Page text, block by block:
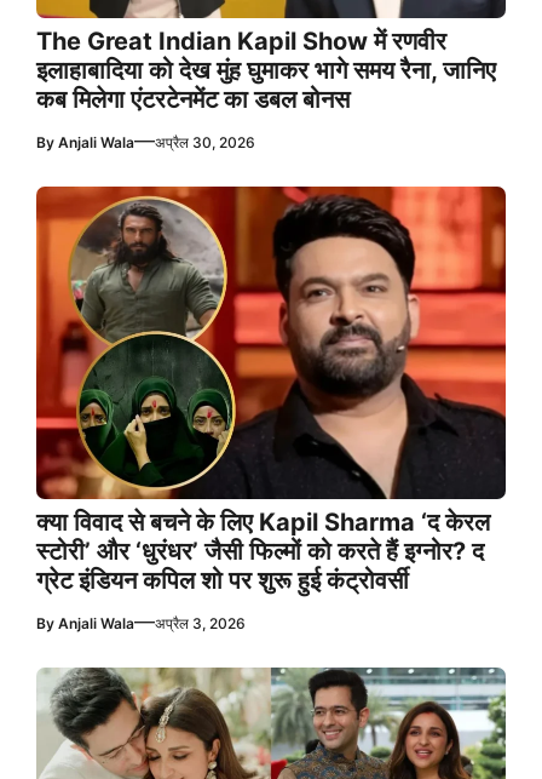
The Great Indian Kapil Show में रणवीर
इलाहाबादिया को देख मुंह घुमाकर भागे समय रैना, जानिए
कब मिलेगा एंटरटेनमेंट का डबल बोनस
By Anjali Wala—अप्रैल 30, 2026
क्या विवाद से बचने के लिए Kapil Sharma ‘द केरल
स्टोरी’ और ‘धुरंधर’ जैसी फिल्मों को करते हैं इग्नोर? द
ग्रेट इंडियन कपिल शो पर शुरू हुई कंट्रोवर्सी
By Anjali Wala—अप्रैल 3, 2026